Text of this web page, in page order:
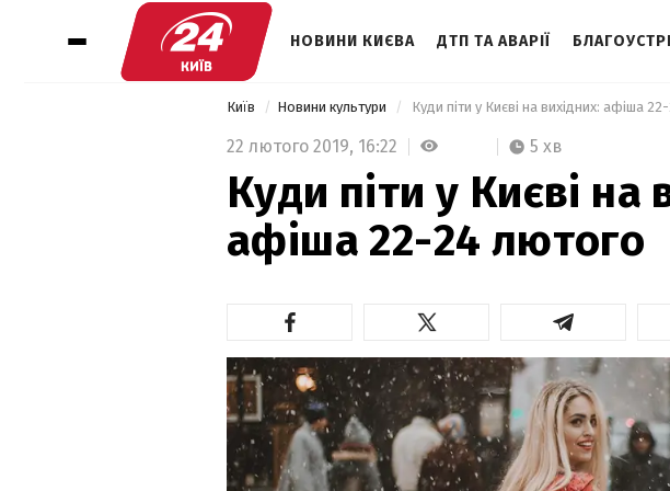
НОВИНИ КИЄВА ДТП ТА АВАРІЇ
Київ Новини культури Куди піти у Києві на вихідних: афіша
22 лютого 2019, 16:22 5 хв
Куди піти у Києві на
афіша 22-24 лютого